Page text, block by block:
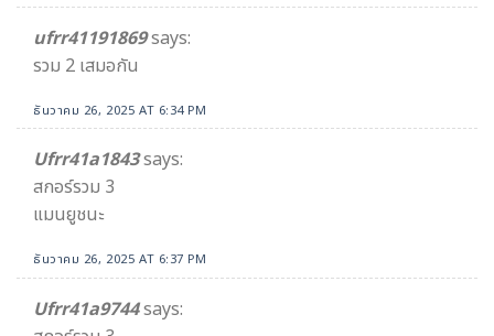
ufrr41191869says:
รวม 2 เสมอกัน
ธันวาคม 26, 2025 AT 6:34 PM
Ufrr41a1843says:
สกอร์รวม 3
แมนยูชนะ
ธันวาคม 26, 2025 AT 6:37 PM
Ufrr41a9744says: